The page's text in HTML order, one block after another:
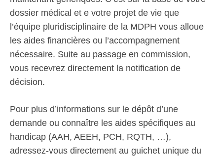
dossier médical et e votre projet de vie que
l’équipe pluridisciplinaire de la MDPH vous alloue
les aides financières ou l’accompagnement
nécessaire. Suite au passage en commission,
vous recevrez directement la notification de
décision.
Pour plus d’informations sur le dépôt d’une
demande ou connaître les aides spécifiques au
handicap (AAH, AEEH, PCH, RQTH, …),
adressez-vous directement au guichet unique du